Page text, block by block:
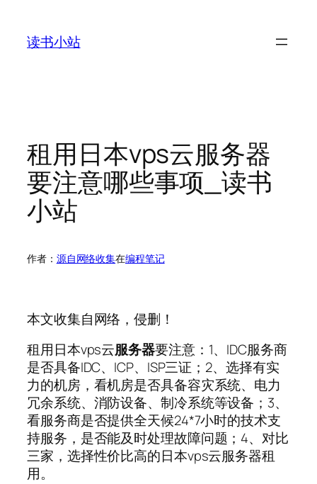
读书小站
租用日本vps云服务器
要注意哪些事项_读书
小站
作者： 源自网络收集在编程笔记
本文收集自网络，侵删！
租用日本vps云服务器要注意：1、IDC服务商
是否具备IDC、ICP、ISP三证；2、选择有实
力的机房，看机房是否具备容灾系统、电力
冗余系统、消防设备、制冷系统等设备；3、
看服务商是否提供全天候24*7小时的技术支
持服务，是否能及时处理故障问题；4、对比
三家，选择性价比高的日本vps云服务器租
用。